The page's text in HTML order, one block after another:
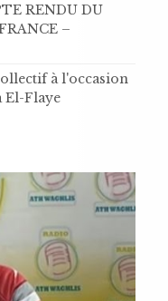
RENDU DU
–
à l'occasion
El-Flaye